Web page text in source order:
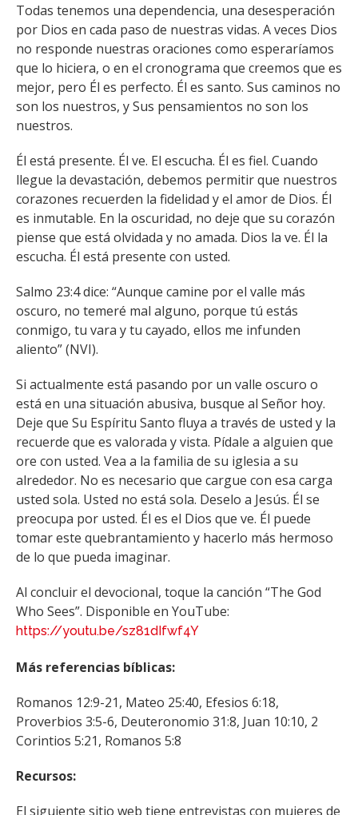
Todas tenemos una dependencia, una desesperación
por Dios en cada paso de nuestras vidas. A veces Dios
no responde nuestras oraciones como esperaríamos
que lo hiciera, o en el cronograma que creemos que es
mejor, pero Él es perfecto. Él es santo. Sus caminos no
son los nuestros, y Sus pensamientos no son los
nuestros.
Él está presente. Él ve. El escucha. Él es fiel. Cuando
llegue la devastación, debemos permitir que nuestros
corazones recuerden la fidelidad y el amor de Dios. Él
es inmutable. En la oscuridad, no deje que su corazón
piense que está olvidada y no amada. Dios la ve. Él la
escucha. Él está presente con usted.
Salmo 23:4 dice: “Aunque camine por el valle más
oscuro, no temeré mal alguno, porque tú estás
conmigo, tu vara y tu cayado, ellos me infunden
aliento” (NVI).
Si actualmente está pasando por un valle oscuro o
está en una situación abusiva, busque al Señor hoy.
Deje que Su Espíritu Santo fluya a través de usted y la
recuerde que es valorada y vista. Pídale a alguien que
ore con usted. Vea a la familia de su iglesia a su
alrededor. No es necesario que cargue con esa carga
usted sola. Usted no está sola. Deselo a Jesús. Él se
preocupa por usted. Él es el Dios que ve. Él puede
tomar este quebrantamiento y hacerlo más hermoso
de lo que pueda imaginar.
Al concluir el devocional, toque la canción “The God
Who Sees”. Disponible en YouTube:
https://youtu.be/sz81dIfwf4Y
Más referencias bíblicas:
Romanos 12:9-21, Mateo 25:40, Efesios 6:18,
Proverbios 3:5-6, Deuteronomio 31:8, Juan 10:10, 2
Corintios 5:21, Romanos 5:8
Recursos:
El siguiente sitio web tiene entrevistas con mujeres de